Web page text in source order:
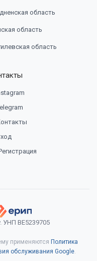
область
область
область
УНП ВЕ5239705
применяются Политика
обслуживания Google.